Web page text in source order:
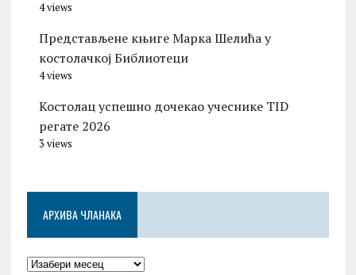
4 views
Представљене књиге Марка Шелића у
костолачкој Библиотеци
4 views
Костолац успешно дочекао учеснике TID
регате 2026
3 views
АРХИВА ЧЛАНАКА